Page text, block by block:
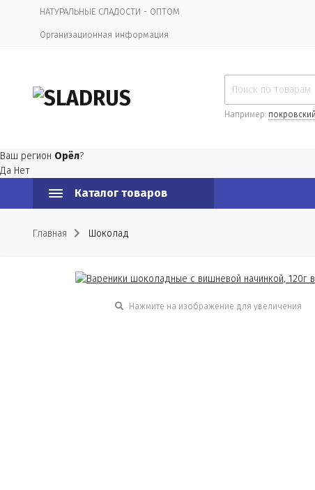
НАТУРАЛЬНЫЕ СЛАДОСТИ - ОПТОМ
Организационная информация
Например:
Ваш регион Орёл?
Да Нет
Каталог товаров
Главная Шоколад
Нажмите на изображение для увеличения